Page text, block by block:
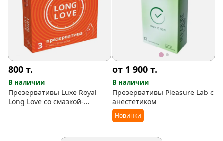
800т.
В наличии
Презервативы Luxe Royal
Long Love со смазкой-
от 1 900т.
В наличии
Презервативы Pleasure Lab с
анестетиком
Новинки